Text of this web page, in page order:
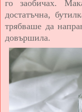
го заобичах.
достатъчна,
трябваше да
довършила.